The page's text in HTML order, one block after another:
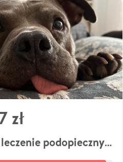
zł
Badania i leczenie podopiecznych